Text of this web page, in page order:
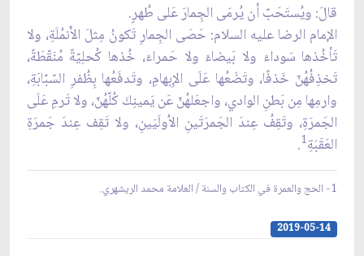
قالَ: ويُستَحَبّ أن يُرمَى الجِمارَ عَلى طُهرٍ.
الإمام الرضا عليه السلام: حَصَى الجِمارِ تَكونُ مِثلَ الأَنمُلَةِ، ولا
تَأخُذها سَوداءَ ولا بَيضاءَ ولا حَمراءَ، خُذها كُحلِيّةً مُنَقّطَةً،
تَخذِفُهُنّ خَذفًا، وتَضَعُها عَلَى الإِبهامِ، وتَدفَعُها بِظُفرِ السّبّابَةِ،
وارمِها مِن بَطنِ الوادي، واجعَلهُنّ عَن يَمينِكَ كُلّهُنّ، ولا تَرمِ عَلَى
الجَمرَةِ، وتَقِفُ عِندَ الجَمرَتَينِ الاُولَيَينِ، ولا تَقِف عِندَ جَمرَةِ
العَقَبَةِ1
.
1- الحج والعمرة في الكتاب والسنة / العلامة محمد الريشهري.
2019-05-14